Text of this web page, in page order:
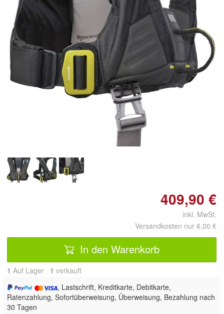
409,90 €
inkl. MwSt.
Versandkosten nur 6,00 €
In den Warenkorb
1 Auf Lager 1 verkauft
, Lastschrift, Kreditkarte, Debitkarte,
Ratenzahlung, Sofortüberweisung, Überweisung, Bezahlung nach
30 Tagen